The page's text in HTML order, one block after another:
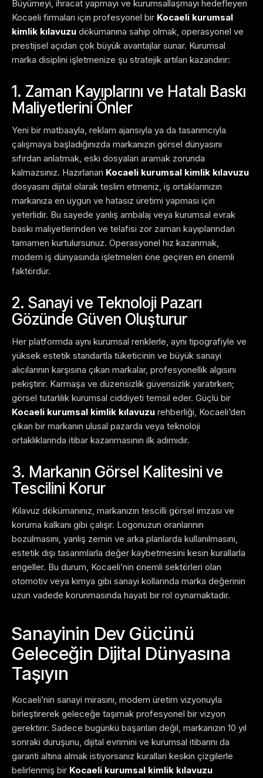
Büyümeyi, ihracat yapmayı ve kurumsallaşmayı hedefleyen
Kocaeli firmaları için profesyonel bir Kocaeli kurumsal
kimlik kılavuzu dökümanına sahip olmak, operasyonel ve
prestijsel açıdan çok büyük avantajlar sunar. Kurumsal
marka disiplini işletmenize şu stratejik artıları kazandırır:
1. Zaman Kayıplarını ve Hatalı Baskı
Maliyetlerini Önler
Yeni bir matbaayla, reklam ajansıyla ya da tasarımcıyla
çalışmaya başladığınızda markanızın görsel dünyasını
sıfırdan anlatmak, eski dosyaları aramak zorunda
kalmazsınız. Hazırlanan Kocaeli kurumsal kimlik kılavuzu
dosyasını dijital olarak teslim etmeniz, iş ortaklarınızın
markanıza en uygun ve hatasız üretimi yapması için
yeterlidir. Bu sayede yanlış ambalaj veya kurumsal evrak
baskı maliyetlerinden ve telafisi zor zaman kayıplarından
tamamen kurtulursunuz. Operasyonel hız kazanmak,
modern iş dünyasında işletmeleri öne geçiren en önemli
faktördür.
2. Sanayi ve Teknoloji Pazarı
Gözünde Güven Oluşturur
Her platformda aynı kurumsal renklerle, aynı tipografiyle ve
yüksek estetik standartla tüketicinin ve büyük sanayi
alıcılarının karşısına çıkan markalar, profesyonellik algısını
pekiştirir. Karmaşa ve düzensizlik güvensizlik yaratırken;
görsel tutarlılık kurumsal ciddiyeti temsil eder. Güçlü bir
Kocaeli kurumsal kimlik kılavuzu rehberliği, Kocaeli’den
çıkan bir markanın ulusal pazarda veya teknoloji
ortaklıklarında itibar kazanmasının ilk adımıdır.
3. Markanın Görsel Kalitesini ve
Tescilini Korur
Kılavuz dökümanınız, markanızın tescilli görsel imzası ve
koruma kalkanı gibi çalışır. Logonuzun oranlarının
bozulmasını, yanlış zemin ve arka planlarda kullanılmasını,
estetik dışı tasarımlarla değer kaybetmesini kesin kurallarla
engeller. Bu durum, Kocaeli’nin önemli sektörleri olan
otomotiv veya kimya gibi sanayi kollarında marka değerinin
uzun vadede korunmasında hayati bir rol oynamaktadır.
Sanayinin Dev Gücünü
Geleceğin Dijital Dünyasına
Taşıyın
Kocaeli’nin sanayi mirasını, modern üretim vizyonuyla
birleştirerek geleceğe taşımak profesyonel bir vizyon
gerektirir. Sadece bugünkü başarıları değil, markanızın 10 yıl
sonraki duruşunu, dijital evrimini ve kurumsal itibarını da
garanti altına almak istiyorsanız kuralları keskin çizgilerle
belirlenmiş bir Kocaeli kurumsal kimlik kılavuzu